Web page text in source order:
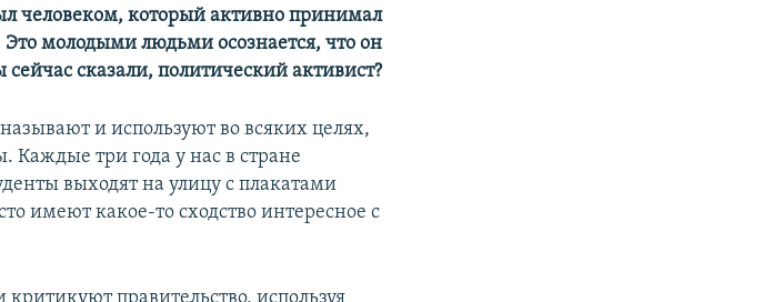
человеком, который активно принимал
молодыми людьми осознается, что он
сказали, политический активист?
и используют во всяких целях,
Каждые три года у нас в стране
выходят на улицу с плакатами
имеют какое-то сходство интересное с